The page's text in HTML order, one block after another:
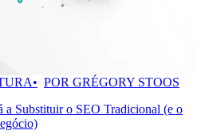
POR GRÉGORY STOOS
a Substituir o SEO Tradicional (e o